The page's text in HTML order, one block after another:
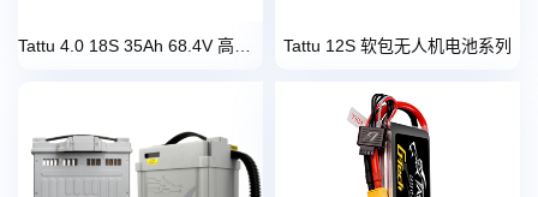
Tattu 12S 软包无人机电池系列